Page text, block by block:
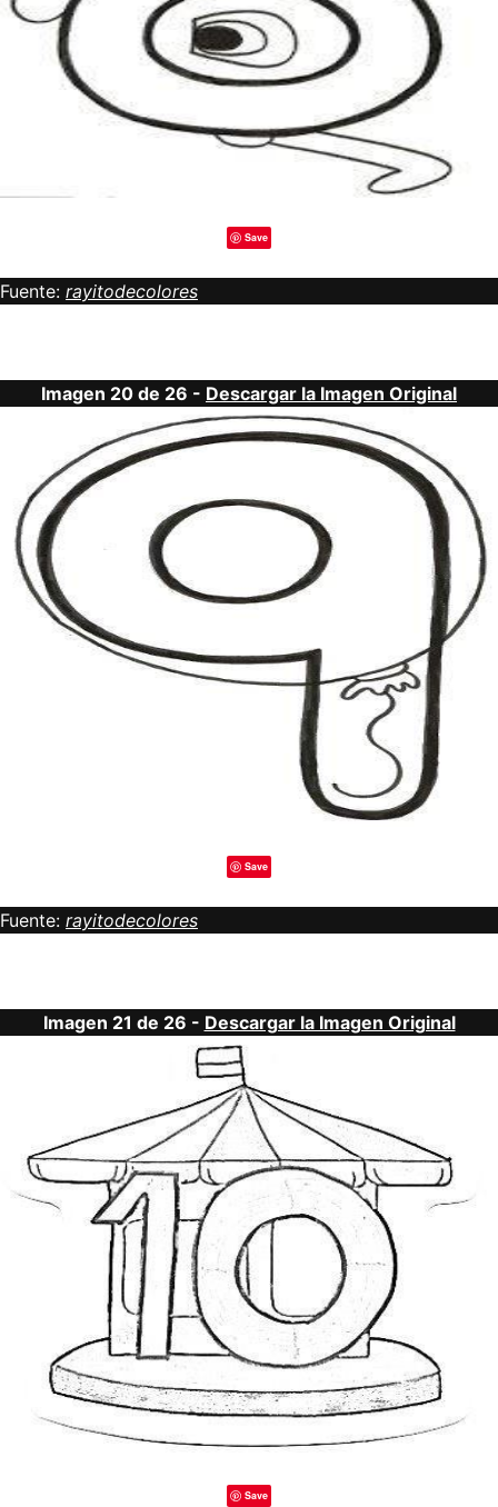
Save
Fuente: rayitodecolores
Imagen 20 de 26 - Descargar la Imagen Original
Save
Fuente: rayitodecolores
Imagen 21 de 26 - Descargar la Imagen Original
Save